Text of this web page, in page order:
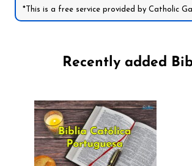
*This is a free service provided by Catholic
Recently added